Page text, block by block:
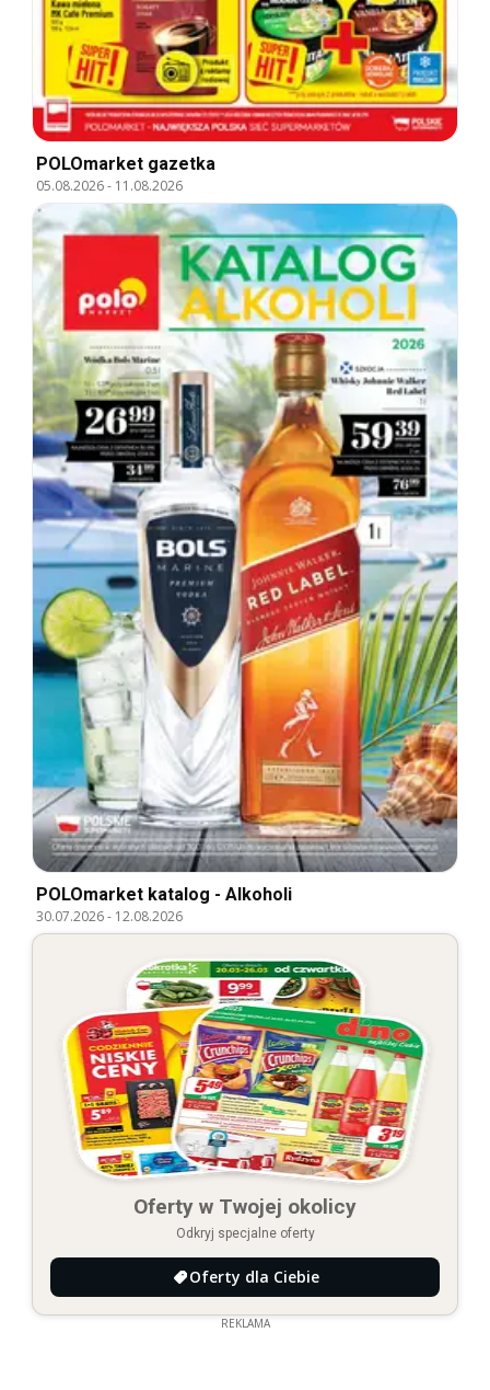
POLOmarket gazetka
05.08.2026- 11.08.2026
POLOmarket katalog - Alkoholi
30.07.2026- 12.08.2026
Oferty w Twojej okolicy
Odkryj specjalne oferty
Oferty dla Ciebie
REKLAMA